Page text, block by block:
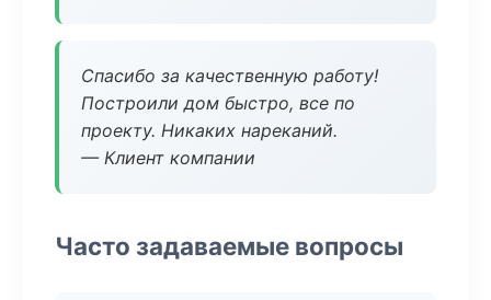
Спасибо за качественную работу!
Построили дом быстро, все по
проекту. Никаких нареканий.
— Клиент компании
Часто задаваемые вопросы